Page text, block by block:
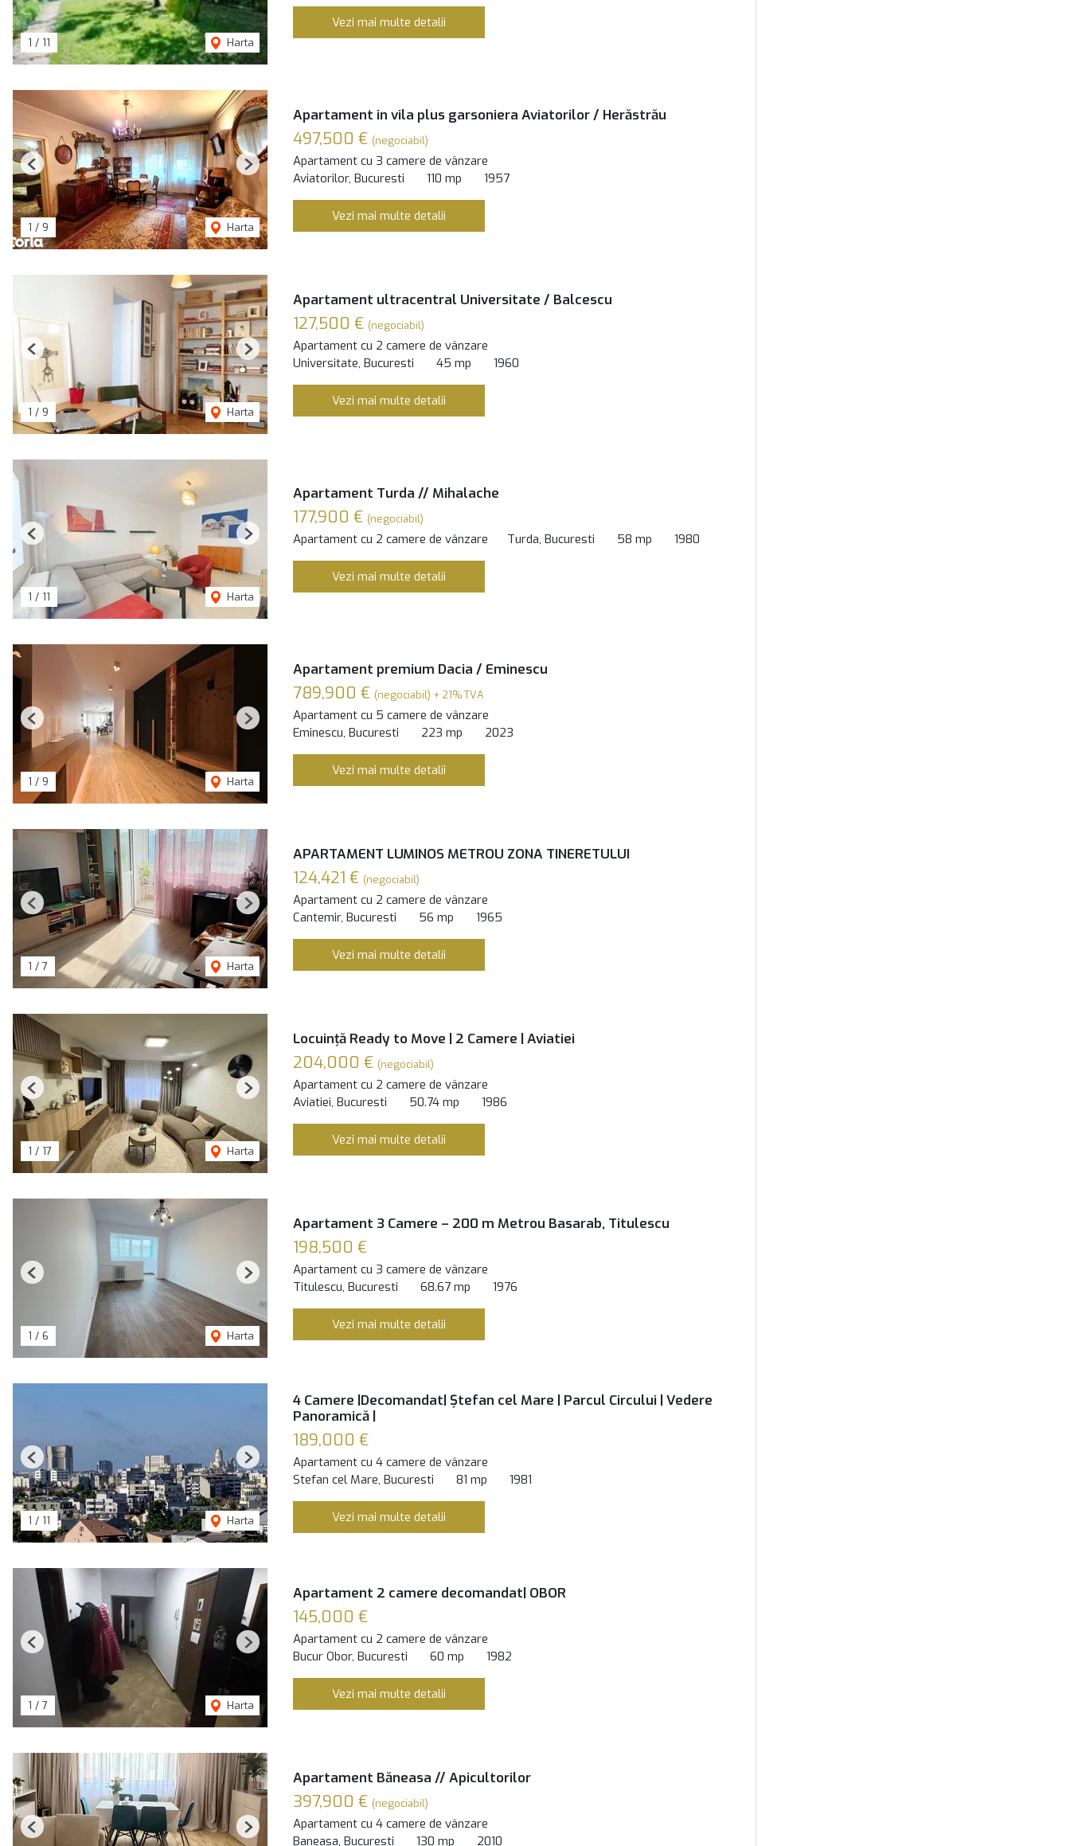
1 / 11 Harta
Vezi mai multe detalii
1 / 9 Harta
Previous Next
Apartament in vila plus garsoniera Aviatorilor / Herăstrău
497,500 € (negociabil)
Apartament cu 3 camere de vânzare
Aviatorilor, Bucuresti
110 mp 1957
Vezi mai multe detalii
1 / 9 Harta
Previous Next
Apartament ultracentral Universitate / Balcescu
127,500 € (negociabil)
Apartament cu 2 camere de vânzare
Universitate, Bucuresti
45 mp 1960
Vezi mai multe detalii
1 / 11 Harta
Previous Next
Apartament Turda // Mihalache
177,900 € (negociabil)
Apartament cu 2 camere de vânzare Turda, Bucuresti 58 mp 1980
Vezi mai multe detalii
1 / 9 Harta
Previous Next
Apartament premium Dacia / Eminescu
789,900 € (negociabil) + 21% TVA
Apartament cu 5 camere de vânzare
Eminescu, Bucuresti
223 mp 2023
Vezi mai multe detalii
1 / 7 Harta
Previous Next
APARTAMENT LUMINOS METROU ZONA TINERETULUI
124,421 € (negociabil)
Apartament cu 2 camere de vânzare
Cantemir, Bucuresti
56 mp 1965
Vezi mai multe detalii
1 / 17 Harta
Previous Next
Locuință Ready to Move | 2 Camere | Aviatiei
204,000 € (negociabil)
Apartament cu 2 camere de vânzare
Aviatiei, Bucuresti
50.74 mp 1986
Vezi mai multe detalii
1 / 6 Harta
Previous Next
Apartament 3 Camere – 200 m Metrou Basarab, Titulescu
198,500 €
Apartament cu 3 camere de vânzare
Titulescu, Bucuresti
68.67 mp 1976
Vezi mai multe detalii
1 / 11 Harta
Previous Next
4 Camere |Decomandat| Ștefan cel Mare | Parcul Circului | Vedere
Panoramică |
189,000 €
Apartament cu 4 camere de vânzare
Stefan cel Mare, Bucuresti
81 mp 1981
Vezi mai multe detalii
1 / 7 Harta
Previous Next
Apartament 2 camere decomandat| OBOR
145,000 €
Apartament cu 2 camere de vânzare
Bucur Obor, Bucuresti
60 mp 1982
Vezi mai multe detalii
Previous Next
Apartament Băneasa // Apicultorilor
397,900 € (negociabil)
Apartament cu 4 camere de vânzare
Baneasa, Bucuresti
130 mp 2010